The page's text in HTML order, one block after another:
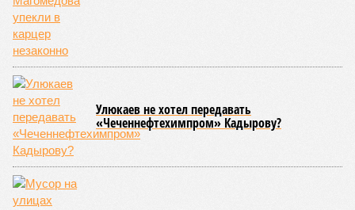
Улюкаев не хотел передавать
«Чеченнефтехимпром» Кадырову?